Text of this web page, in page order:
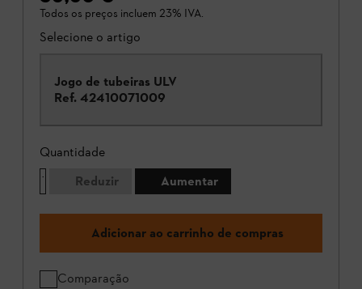
Todos os preços incluem 23% IVA.
Selecione o artigo
Jogo de tubeiras ULV
Ref. 42410071009
Quantidade
Reduzir
Aumentar
Adicionar ao carrinho de compras
Comparação